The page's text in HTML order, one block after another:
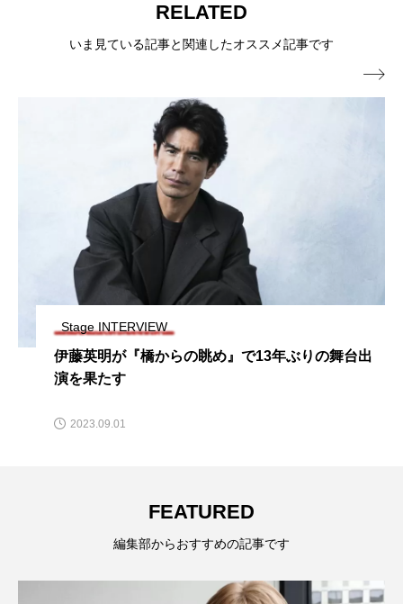
RELATED
いま見ている記事と関連したオススメ記事です
Stage INTERVIEW
伊藤英明が『橋からの眺め』で13年ぶりの舞台出
演を果たす
2023.09.01

FEATURED
編集部からおすすめの記事です